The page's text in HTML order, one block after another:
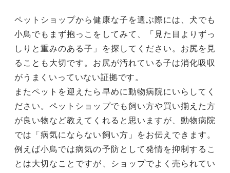
ペットショップから健康な子を選ぶ際には、犬でも
小鳥でもまず抱っこをしてみて、「見た目よりずっ
しりと重みのある子」を探してください。お尻を見
ることも大切です。お尻が汚れている子は消化吸収
がうまくいっていない証拠です。
またペットを迎えたら早めに動物病院にいらしてく
ださい。ペットショップでも飼い方や買い揃えた方
が良い物など教えてくれると思いますが、動物病院
では「病気にならない飼い方」をお伝えできます。
例えば小鳥では病気の予防として発情を抑制するこ
とは大切なことですが、ショップでよく売られてい